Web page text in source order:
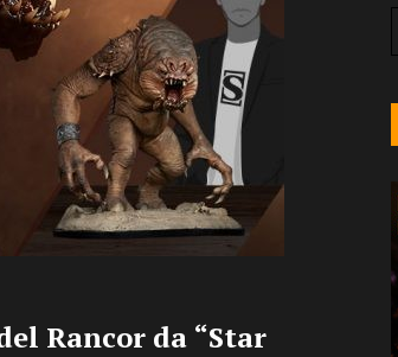
Rancor da “Star